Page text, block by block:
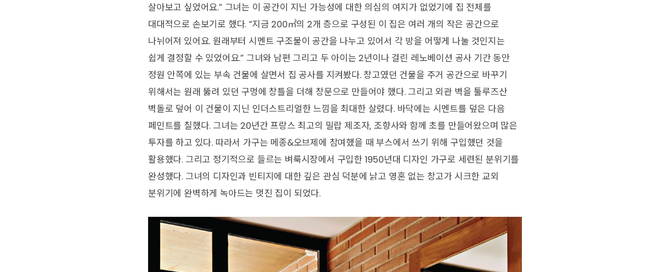
살아보고 싶었어요.” 그녀는 이 공간이 지닌 가능성에 대한 의심의 여지가 없었기에 집 전체를
대대적으로 손보기로 했다. “지금 200㎡의 2개 층으로 구성된 이 집은 여러 개의 작은 공간으로
나뉘어져 있어요. 원래부터 시멘트 구조물이 공간을 나누고 있어서 각 방을 어떻게 나눌 것인지는
쉽게 결정할 수 있었어요.” 그녀와 남편 그리고 두 아이는 2년이나 걸린 레노베이션 공사 기간 동안
정원 안쪽에 있는 부속 건물에 살면서 집 공사를 지켜봤다. 창고였던 건물을 주거 공간으로 바꾸기
위해서는 원래 뚫려 있던 구멍에 창틀을 더해 창문으로 만들어야 했다. 그리고 외관 벽을 툴루즈산
벽돌로 덮어 이 건물이 지닌 인더스트리얼한 느낌을 최대한 살렸다. 바닥에는 시멘트를 덮은 다음
페인트를 칠했다. 그녀는 20년간 프랑스 최고의 밀랍 제조자, 조향사와 함께 초를 만들어왔으며 많은
투자를 하고 있다. 따라서 가구는 메종&오브제에 참여했을 때 부스에서 쓰기 위해 구입했던 것을
활용했다. 그리고 정기적으로 들르는 벼룩시장에서 구입한 1950년대 디자인 가구로 세련된 분위기를
완성했다. 그녀의 디자인과 빈티지에 대한 깊은 관심 덕분에 낡고 영혼 없는 창고가 시크한 교외
분위기에 완벽하게 녹아드는 멋진 집이 되었다.